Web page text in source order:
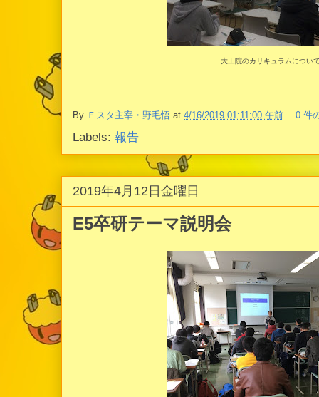
大工院のカリキュラムについ
By Ｅスタ主宰・野毛悟 at 4/16/2019 01:11:00 午前 0 件
Labels: 報告
2019年4月12日金曜日
E5卒研テーマ説明会